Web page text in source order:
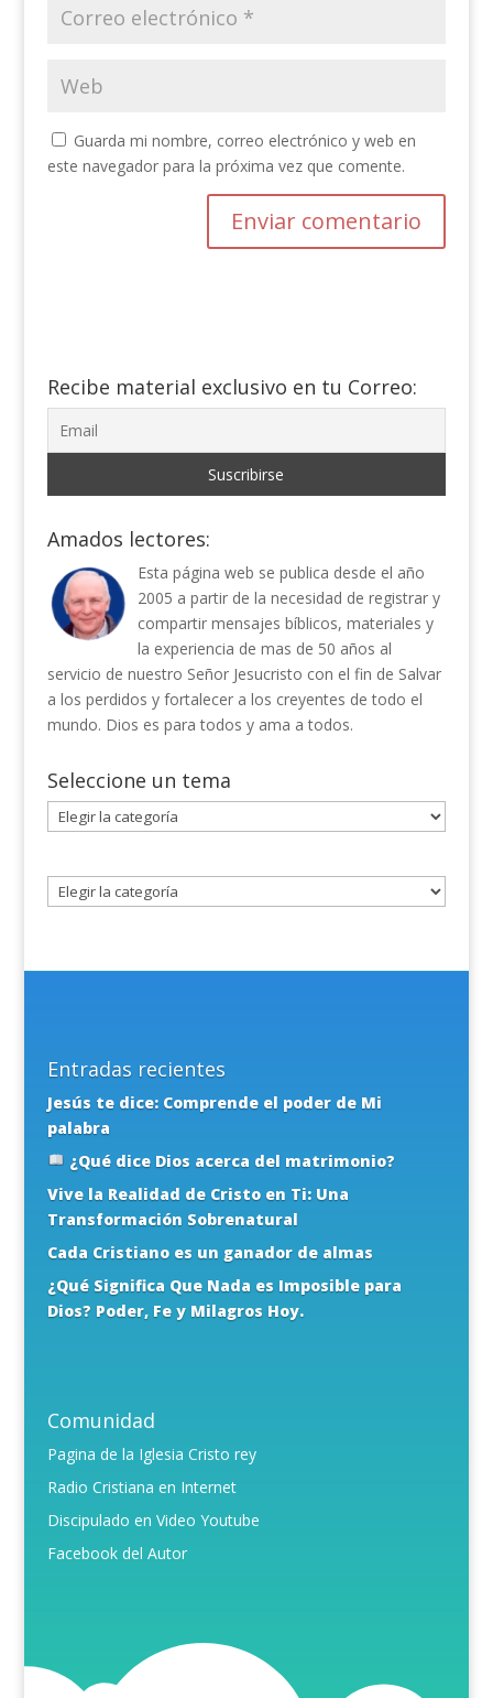
Guarda mi nombre, correo electrónico y web en
este navegador para la próxima vez que comente.
Recibe material exclusivo en tu Correo:
Amados lectores:
Esta página web se publica desde el año
2005 a partir de la necesidad de registrar y
compartir mensajes bíblicos, materiales y
la experiencia de mas de 50 años al
servicio de nuestro Señor Jesucristo con el fin de Salvar
a los perdidos y fortalecer a los creyentes de todo el
mundo. Dios es para todos y ama a todos.
Seleccione un tema
Seleccione
un
Entradas recientes
Jesús te dice: Comprende el poder de Mi
palabra
¿Qué dice Dios acerca del matrimonio?
Vive la Realidad de Cristo en Ti: Una
Transformación Sobrenatural
Cada Cristiano es un ganador de almas
¿Qué Significa Que Nada es Imposible para
Dios? Poder, Fe y Milagros Hoy.
Comunidad
Pagina de la Iglesia Cristo rey
Radio Cristiana en Internet
Discipulado en Video Youtube
Facebook del Autor